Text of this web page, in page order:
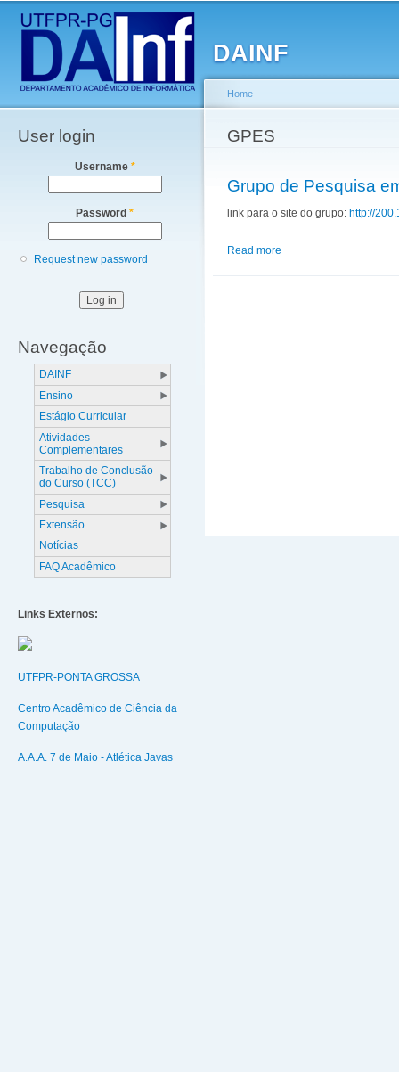
DAINF
Main menu
User login
Username *
Password *
Request new password
Navegação
DAINF
Ensino
Estágio Curricular
Atividades
Complementares
Trabalho de Conclusão
do Curso (TCC)
Pesquisa
Extensão
Notícias
FAQ Acadêmico
Links Externos:
UTFPR-PONTA GROSSA
Centro Acadêmico de Ciência da
Computação
A.A.A. 7 de Maio - Atlética Javas
You are here
Home
GPES
Grupo de Pesquisa
link para o site do grupo: http://
Read more